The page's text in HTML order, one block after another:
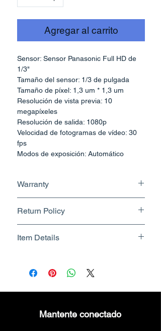
Agregar al carrito
Sensor: Sensor Panasonic Full HD de
1/3"
Tamaño del sensor: 1/3 de pulgada
Tamaño de píxel: 1,3 um * 1,3 um
Resolución de vista previa: 10
megapíxeles
Resolución de salida: 1080p
Velocidad de fotogramas de vídeo: 30
fps
Modos de exposición: Automático
Puerto óptico: montura C estándar
Dimensiones: 50 mm x 50 mm x 63 mm
Warranty
Return Policy
Know More
Item Details
Manufacturer/Packer -
Country of Origin - India
Packer Contact Information :
Mantente conectado